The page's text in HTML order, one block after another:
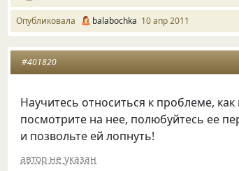
Опубликовала balabochka 10 апр 2011
#401820
Научитесь относиться к проблеме,
посмотрите на нее, полюбуйтесь ее
и позвольте ей лопнуть!
автор не указан